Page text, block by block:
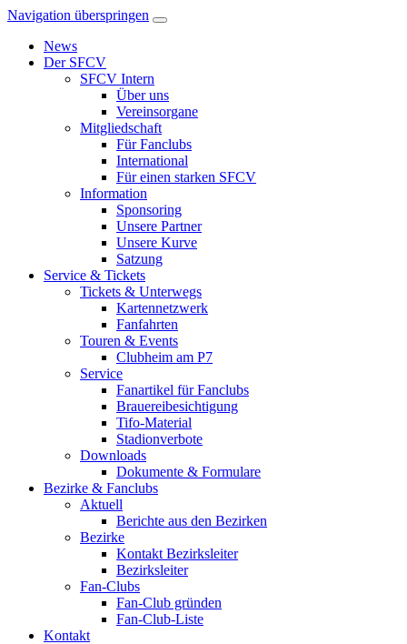
Navigation überspringen
News
Der SFCV
SFCV Intern
Über uns
Vereinsorgane
Mitgliedschaft
Für Fanclubs
International
Für einen starken SFCV
Information
Sponsoring
Unsere Partner
Unsere Kurve
Satzung
Service & Tickets
Tickets & Unterwegs
Kartennetzwerk
Fanfahrten
Touren & Events
Clubheim am P7
Service
Fanartikel für Fanclubs
Brauereibesichtigung
Tifo-Material
Stadionverbote
Downloads
Dokumente & Formulare
Bezirke & Fanclubs
Aktuell
Berichte aus den Bezirken
Bezirke
Kontakt Bezirksleiter
Bezirksleiter
Fan-Clubs
Fan-Club gründen
Fan-Club-Liste
Kontakt